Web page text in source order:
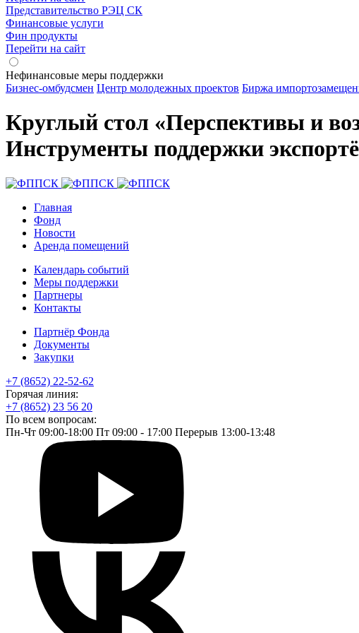
Представительство РЭЦ СК
Финансовые услуги
Фин продукты
Перейти на сайт
Нефинансовые меры поддержки
Бизнес-омбудсмен Центр молодежных проектов Биржа
Круглый стол «Перспективы и
Инструменты поддержки
Главная
Фонд
Новости
Аренда помещений
Календарь событий
Меры поддержки
Партнеры
Контакты
Партнёр Фонда
Документы
Закупки
+7 (8652) 22-52-62
Горячая линия:
+7 (8652) 23 56 20
По всем вопросам:
Пн-Чт 09:00-18:00 Пт 09:00 - 17:00 Перерыв 13:00-13:48